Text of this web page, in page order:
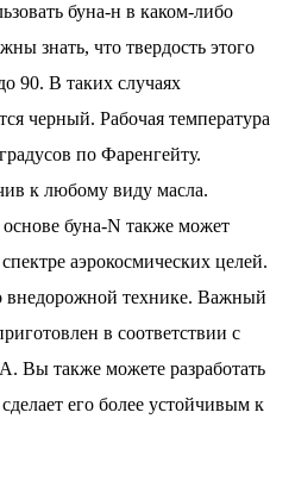
буна-н в каком-либо
знать, что твердость этого
90. В таких случаях
черный. Рабочая температура
по Фаренгейту.
к любому виду масла.
буна-N также может
аэрокосмических целей.
внедорожной технике. Важный
в соответствии с
Вы также можете разработать
его более устойчивым к